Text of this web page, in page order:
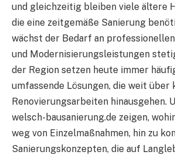
und gleichzeitig bleiben viele ältere
die eine zeitgemäße Sanierung
wächst der Bedarf an
und Modernisierungsleistungen
der Region setzen heute immer
umfassende Lösungen, die weit über
Renovierungsarbeiten hinausgehen.
welsch-bausanierung.de zeigen,
weg von Einzelmaßnahmen, hin zu
Sanierungskonzepten, die auf